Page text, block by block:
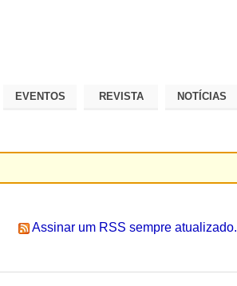
EVENTOS REVISTA NOTÍCIAS
Assinar um RSS sempre atualizado.